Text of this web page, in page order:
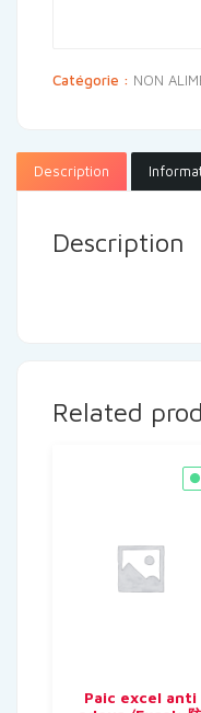
Catégorie : NON
Description
Description
Related
Paic excel anti